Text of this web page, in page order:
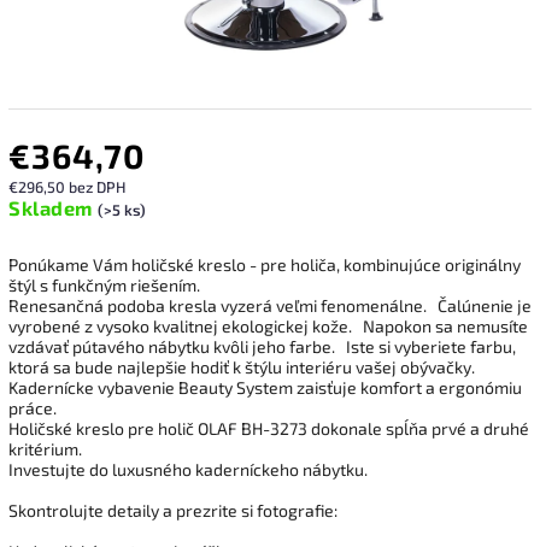
€364,70
€296,50 bez DPH
Skladem (>5 ks)
Ponúkame Vám holičské kreslo - pre holiča, kombinujúce originálny
štýl s funkčným riešením.
Renesančná podoba kresla vyzerá veľmi fenomenálne. Čalúnenie je
vyrobené z vysoko kvalitnej ekologickej kože. Napokon sa nemusíte
vzdávať pútavého nábytku kvôli jeho farbe. Iste si vyberiete farbu,
ktorá sa bude najlepšie hodiť k štýlu interiéru vašej obývačky.
Kadernícke vybavenie Beauty System zaisťuje komfort a ergonómiu
práce.
Holičské kreslo pre holič OLAF BH-3273 dokonale spĺňa prvé a druhé
kritérium.
Investujte do luxusného kaderníckeho nábytku.
Skontrolujte detaily a prezrite si fotografie: